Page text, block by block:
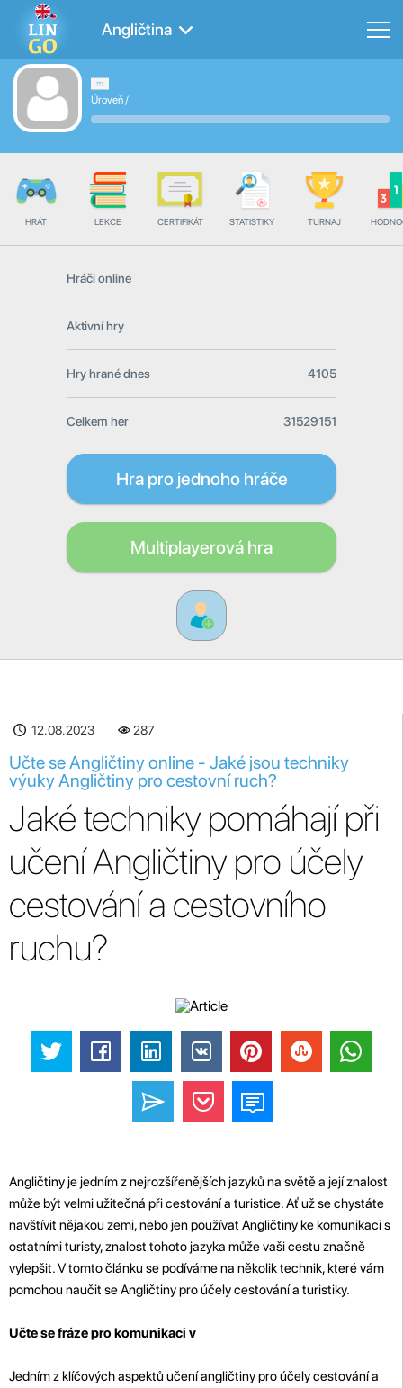
Angličtina
Úroveň/
HRÁT LEKCE CERTIFIKÁT STATISTIKY TURNAJ
Hráči online
Aktivní hry
Hry hrané dnes 4105
Celkem her 31529151
Hra pro jednoho hráče
Multiplayerová hra
12.08.2023 287
Učte se Angličtiny online - Jaké jsou techniky
výuky Angličtiny pro cestovní ruch?
Jaké techniky pomáhají při
učení Angličtiny pro účely
cestování a cestovního
ruchu?
Angličtiny je jedním z nejrozšířenějších jazyků na světě a její znalost
může být velmi užitečná při cestování a turistice. Ať už se chystáte
navštívit nějakou zemi, nebo jen používat Angličtiny ke komunikaci s
ostatními turisty, znalost tohoto jazyka může vaši cestu značně
vylepšit. V tomto článku se podíváme na několik technik, které vám
pomohou naučit se Angličtiny pro účely cestování a turistiky.
Učte se fráze pro komunikaci v
Jedním z klíčových aspektů učení angličtiny pro účely cestování a